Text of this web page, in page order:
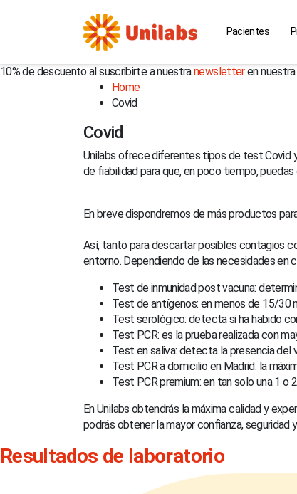
Pacientes
10% de descuento al suscribirte a nuestranewsletteren nuestra
Home
Covid
Covid
Unilabs ofrece diferentes tipos de test Covid
de fiabilidad para que, en poco tiempo,
En breve dispondremos de más productos
Así, tanto para descartar posibles contagios
entorno. Dependiendo de las necesidades
Test de inmunidad post vacuna:
Test de antígenos: en menos de 15/30
Test serológico: detecta si ha habido
Test PCR: es la prueba realizada con
Test en saliva: detecta la presencia del
Test PCR a domicilio en Madrid: la
Test PCR premium: en tan solo una 1 o
En Unilabs obtendrás la máxima calidad y
podrás obtener la mayor confianza,
Resultados de laboratorio